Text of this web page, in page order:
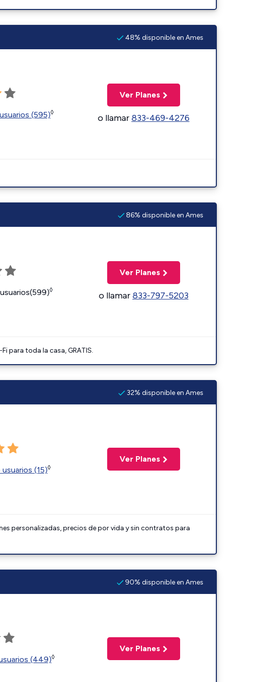
48% disponible en Ames
(595)◊
Ver Planes
o llamar833-469-4276
86% disponible en Ames
◊
Ver Planes
o llamar833-797-5203
para toda la casa, GRATIS.
32% disponible en Ames
(15)◊
Ver Planes
personalizadas, precios de por vida y sin contratos para
90% disponible en Ames
(449)◊
Ver Planes